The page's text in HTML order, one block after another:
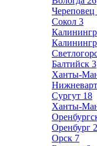
Череповец
Сокол 3
Балтийск 3
Ханты-
Сургут 18
Ханты-
Оренбург
Орск 7